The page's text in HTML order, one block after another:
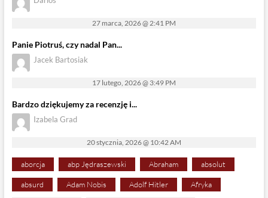
27 marca, 2026 @ 2:41 PM
Panie Piotruś, czy nadal Pan...
Jacek Bartosiak
17 lutego, 2026 @ 3:49 PM
Bardzo dziękujemy za recenzję i...
Izabela Grad
20 stycznia, 2026 @ 10:42 AM
aborcja abp Jędraszewski Abraham absolut
absurd Adam Nobis Adolf Hitler Afryka